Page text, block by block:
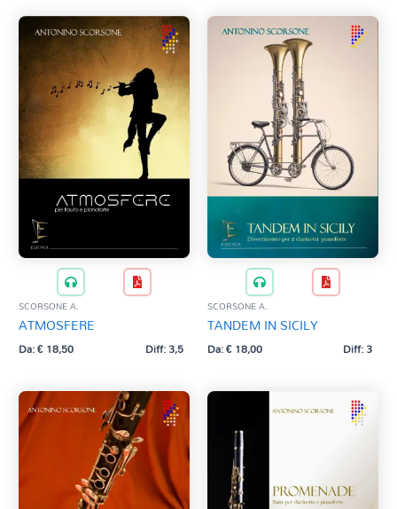
SCORSONE A.
ATMOSFERE
Da:€18,50 Diff: 3,5
SCORSONE A.
TANDEM IN SICILY
Da:€18,00 Diff: 3